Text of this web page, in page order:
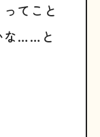
てこと
な……と